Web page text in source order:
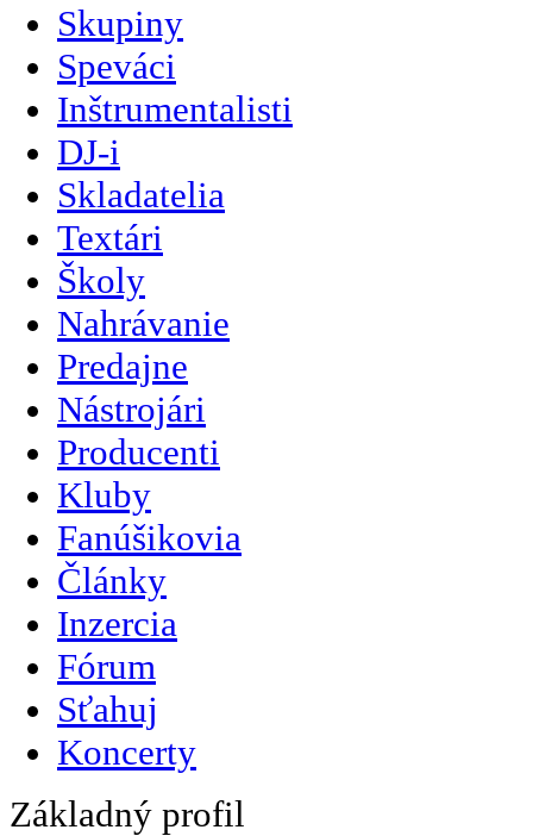
Skupiny
Speváci
Inštrumentalisti
DJ-i
Skladatelia
Textári
Školy
Nahrávanie
Predajne
Nástrojári
Producenti
Kluby
Fanúšikovia
Články
Inzercia
Fórum
Sťahuj
Koncerty
Základný profil